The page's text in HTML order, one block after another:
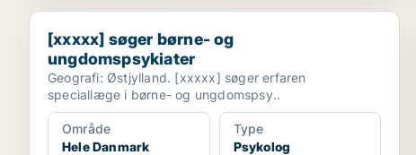
[xxxxx] søger børne- og ungdomspsykiater
[xxxxx] søger børne- og
ungdomspsykiater
Geografi: Østjylland. [xxxxx] søger erfaren
speciallæge i børne- og ungdomspsy..
Område
Hele Danmark
Type
Psykolog